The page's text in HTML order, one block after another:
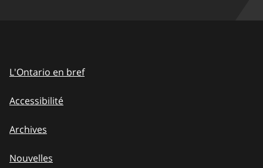
L'Ontario en bref
Accessibilité
Archives
Nouvelles